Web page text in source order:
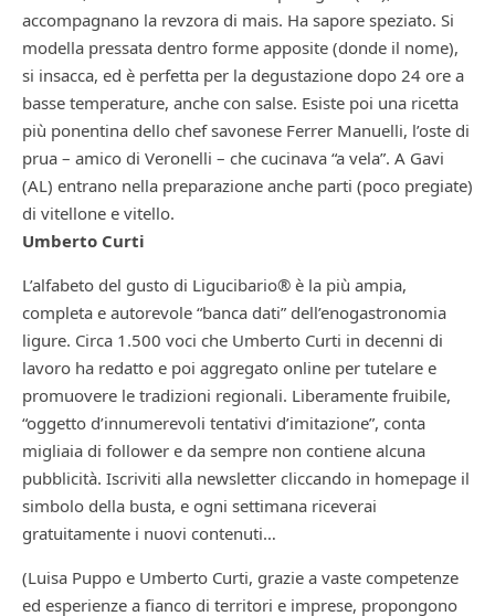
accompagnano la revzora di mais. Ha sapore speziato. Si
modella pressata dentro forme apposite (donde il nome),
si insacca, ed è perfetta per la degustazione dopo 24 ore a
basse temperature, anche con salse. Esiste poi una ricetta
più ponentina dello chef savonese Ferrer Manuelli, l’oste di
prua – amico di Veronelli – che cucinava “a vela”. A Gavi
(AL) entrano nella preparazione anche parti (poco pregiate)
di vitellone e vitello.
Umberto Curti
L’alfabeto del gusto di Ligucibario® è la più ampia,
completa e autorevole “banca dati” dell’enogastronomia
ligure. Circa 1.500 voci che Umberto Curti in decenni di
lavoro ha redatto e poi aggregato online per tutelare e
promuovere le tradizioni regionali. Liberamente fruibile,
“oggetto d’innumerevoli tentativi d’imitazione”, conta
migliaia di follower e da sempre non contiene alcuna
pubblicità. Iscriviti alla newsletter cliccando in homepage il
simbolo della busta, e ogni settimana riceverai
gratuitamente i nuovi contenuti…
(Luisa Puppo e Umberto Curti, grazie a vaste competenze
ed esperienze a fianco di territori e imprese, propongono